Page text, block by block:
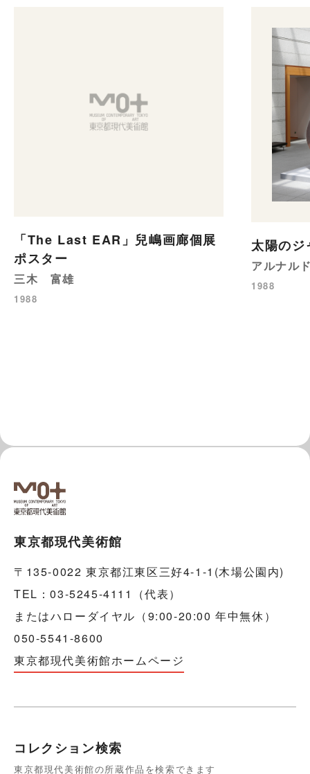
「The Last EAR」兒嶋画廊個展
ポスター
三木 富雄
1988
太陽の
アルナル
1988
東京都現代美術館
〒135-0022 東京都江東区三好4-1-1(木場公園内)
TEL：03-5245-4111（代表）
またはハローダイヤル（9:00-20:00 年中無休）
050-5541-8600
東京都現代美術館ホームページ
コレクション検索
東京都現代美術館の所蔵作品を検索できます